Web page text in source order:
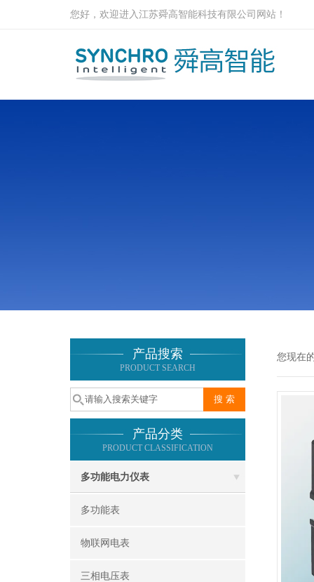
您好，欢迎进入江苏舜高智能科技有限公司网站！
产品搜索
PRODUCT SEARCH
产品分类
PRODUCT CLASSIFICATION
多功能电力仪表
多功能表
物联网电表
三相电压表
您现在